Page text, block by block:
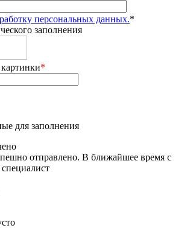
персональных данных.*
заполнения
*
для заполнения
отправлено. В ближайшее время с
товар
способом
75% будут
с вашей карты